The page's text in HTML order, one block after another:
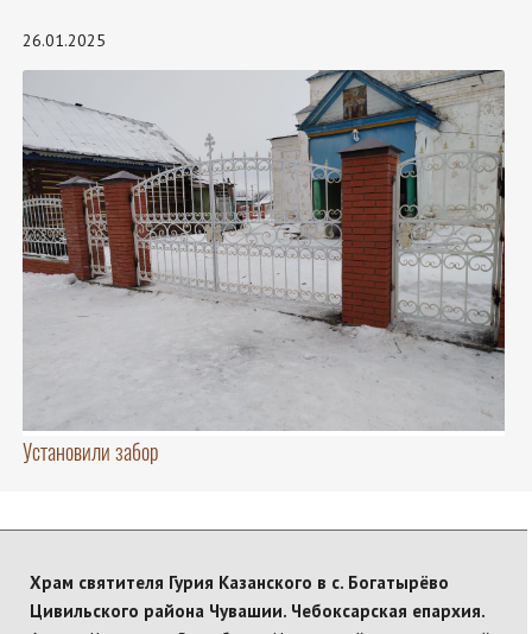
26.01.2025
Установили забор
Храм святителя Гурия Казанского в с. Богатырёво
Цивильского района Чувашии. Чебоксарская епархия.